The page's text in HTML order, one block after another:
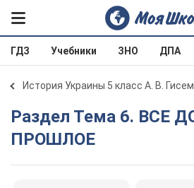
ГДЗ Учебники ЗНО ДПА
История Украины 5 класс А. В.
Раздел Тема 6. ВСЕ ДОЛЖНО
ПРОШЛОЕ